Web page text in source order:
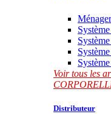
Ménager
Voir tous les
Distributeur